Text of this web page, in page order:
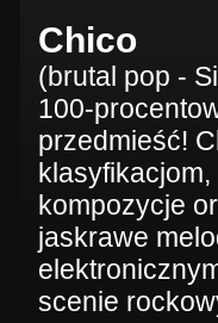
Chico
(brutal pop -
100-
przedmieść!
kompozycje
jaskrawe
scenie